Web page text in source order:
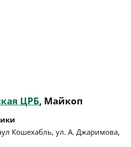
ЦРБ, Майкоп
Кошехабль, ул. А. Джаримова,